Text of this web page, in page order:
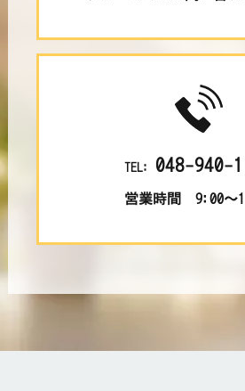
TEL: 048-940-
営業時間 9:00～